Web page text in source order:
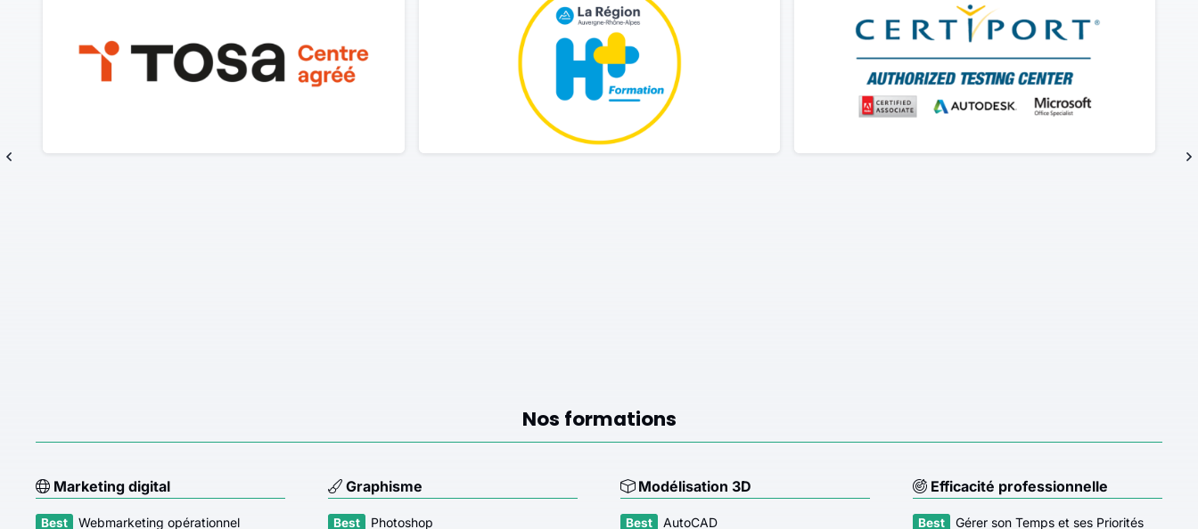
Nos formations
Marketing digital
Webmarketing opérationnel
Graphisme
Photoshop
Modélisation 3D
AutoCAD
Efficacité professionnelle
Gérer son Temps et ses Priorités